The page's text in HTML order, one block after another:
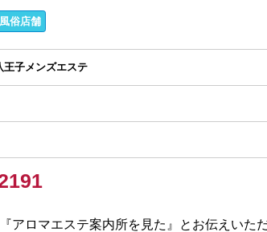
俗店舗
王子メンズエステ
アロマエステ案内所を見た』とお伝えいただ